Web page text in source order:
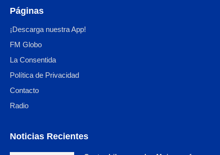
Páginas
¡Descarga nuestra App!
FM Globo
La Consentida
Política de Privacidad
Contacto
Radio
Noticias Recientes